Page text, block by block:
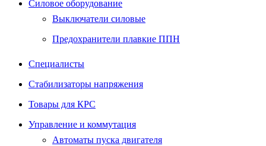
Силовое оборудование
Выключатели силовые
Предохранители плавкие ППН
Специалисты
Стабилизаторы напряжения
Товары для КРС
Управление и коммутация
Автоматы пуска двигателя